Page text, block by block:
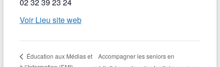
Voir Lieu site web
Éducation aux Médias et
Accompagner les seniors en